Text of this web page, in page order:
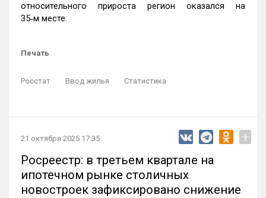
относительного прироста регион оказался на
35‑м месте.
Печать
Росстат Ввод жилья Статистика
21 октября 2025 17:35 +
Росреестр: в третьем квартале на
ипотечном рынке столичных
новостроек зафиксировано снижение